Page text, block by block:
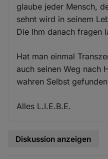
glaube jeder Mensch,
sehnt wird in seinem
Die Ihm danach fragen
Hat man einmal
auch seinen Weg nach
wahren Selbst
Alles L.I.E.B.E.
Diskussion anzeigen